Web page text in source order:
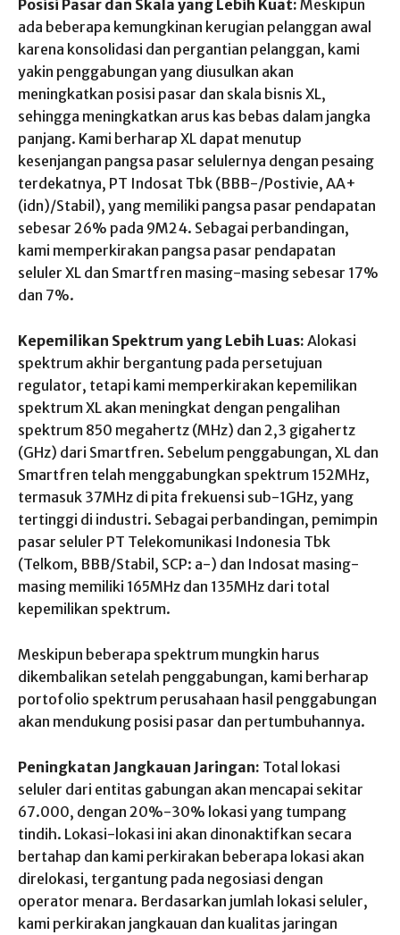
Posisi Pasar dan Skala yang Lebih Kuat: Meskipun
ada beberapa kemungkinan kerugian pelanggan awal
karena konsolidasi dan pergantian pelanggan, kami
yakin penggabungan yang diusulkan akan
meningkatkan posisi pasar dan skala bisnis XL,
sehingga meningkatkan arus kas bebas dalam jangka
panjang. Kami berharap XL dapat menutup
kesenjangan pangsa pasar selulernya dengan pesaing
terdekatnya, PT Indosat Tbk (BBB-/Postivie, AA+
(idn)/Stabil), yang memiliki pangsa pasar pendapatan
sebesar 26% pada 9M24. Sebagai perbandingan,
kami memperkirakan pangsa pasar pendapatan
seluler XL dan Smartfren masing-masing sebesar 17%
dan 7%.
Kepemilikan Spektrum yang Lebih Luas: Alokasi
spektrum akhir bergantung pada persetujuan
regulator, tetapi kami memperkirakan kepemilikan
spektrum XL akan meningkat dengan pengalihan
spektrum 850 megahertz (MHz) dan 2,3 gigahertz
(GHz) dari Smartfren. Sebelum penggabungan, XL dan
Smartfren telah menggabungkan spektrum 152MHz,
termasuk 37MHz di pita frekuensi sub-1GHz, yang
tertinggi di industri. Sebagai perbandingan, pemimpin
pasar seluler PT Telekomunikasi Indonesia Tbk
(Telkom, BBB/Stabil, SCP: a-) dan Indosat masing-
masing memiliki 165MHz dan 135MHz dari total
kepemilikan spektrum.
Meskipun beberapa spektrum mungkin harus
dikembalikan setelah penggabungan, kami berharap
portofolio spektrum perusahaan hasil penggabungan
akan mendukung posisi pasar dan pertumbuhannya.
Peningkatan Jangkauan Jaringan: Total lokasi
seluler dari entitas gabungan akan mencapai sekitar
67.000, dengan 20%-30% lokasi yang tumpang
tindih. Lokasi-lokasi ini akan dinonaktifkan secara
bertahap dan kami perkirakan beberapa lokasi akan
direlokasi, tergantung pada negosiasi dengan
operator menara. Berdasarkan jumlah lokasi seluler,
kami perkirakan jangkauan dan kualitas jaringan